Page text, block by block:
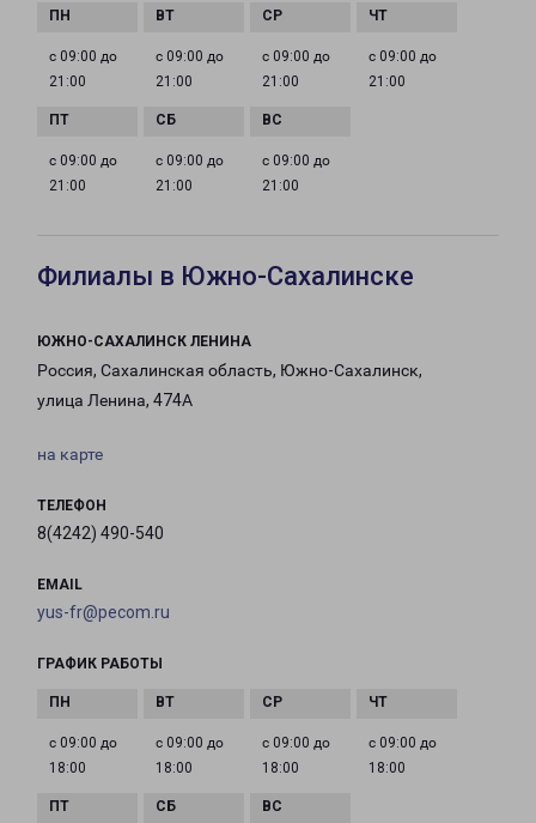
с 09:00 до
21:00
с 09:00 до
21:00
с 09:00 до
21:00
с 09:00 до
21:00
с 09:00 до
21:00
с 09:00 до
21:00
с 09:00 до
21:00
Филиалы в Южно-Сахалинске
ЮЖНО-САХАЛИНСК ЛЕНИНА
Россия, Сахалинская область, Южно-Сахалинск,
улица Ленина, 474А
на карте
ТЕЛЕФОН
8(4242) 490-540
EMAIL
yus-fr@pecom.ru
ГРАФИК РАБОТЫ
с 09:00 до
18:00
с 09:00 до
18:00
с 09:00 до
18:00
с 09:00 до
18:00